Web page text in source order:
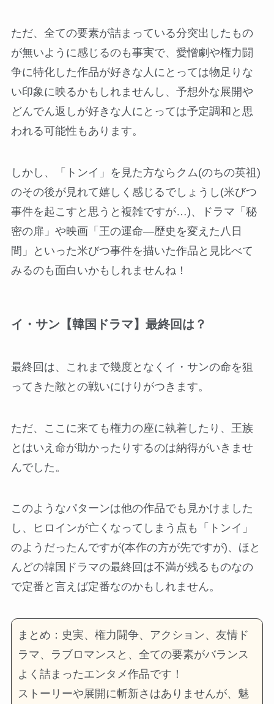
ただ、全ての要素が詰まっている分突出したもの
が無いように感じるのも事実で、愛憎劇や権力闘
争に特化した作品が好きな人にとっては物足りな
い印象に映るかもしれませんし、予想外な展開や
どんでん返しが好きな人にとっては予定調和と思
われる可能性もあります。
しかし、「トンイ」を見た方ならクム(のちの英祖)
のその後が見れて嬉しく感じるでしょうし(米びつ
事件を起こすと思うと複雑ですが…)、ドラマ「秘
密の扉」や映画「王の運命―歴史を変えた八日
間」といった米びつ事件を描いた作品と見比べて
みるのも面白いかもしれませんね！
イ・サン【韓国ドラマ】最終回は？
最終回は、これまで幾度となくイ・サンの命を狙
ってきた敵との戦いにけりがつきます。
ただ、ここに来ても権力の座に執着したり、王族
とはいえ命が助かったりするのは納得がいきませ
んでした。
このようなパターンは他の作品でも見かけました
し、ヒロインが亡くなってしまう点も「トンイ」
のようだったんですが(本作の方が先ですが)、ほと
んどの韓国ドラマの最終回は不満が残るものなの
で定番と言えば定番なのかもしれません。
まとめ：史実、権力闘争、アクション、友情ド
ラマ、ラブロマンスと、全ての要素がバランス
よく詰まったエンタメ作品です！
ストーリーや展開に斬新さはありませんが、魅